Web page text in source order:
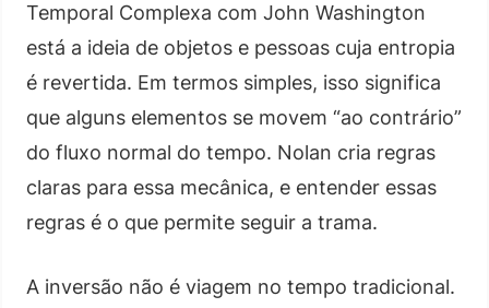
Temporal Complexa com John Washington
está a ideia de objetos e pessoas cuja entropia
é revertida. Em termos simples, isso significa
que alguns elementos se movem “ao contrário”
do fluxo normal do tempo. Nolan cria regras
claras para essa mecânica, e entender essas
regras é o que permite seguir a trama.
A inversão não é viagem no tempo tradicional.